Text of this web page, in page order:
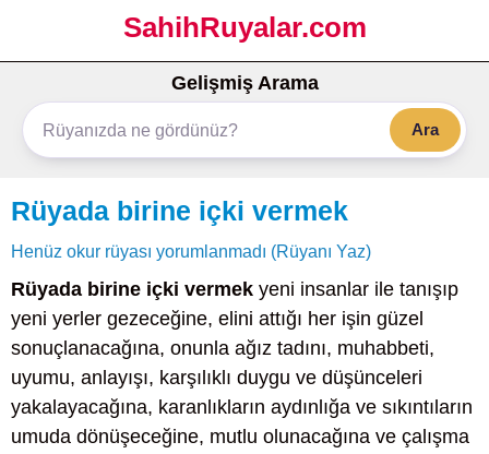
SahihRuyalar.com
Gelişmiş Arama
Ara
Rüyada birine içki vermek
Henüz okur rüyası yorumlanmadı (Rüyanı Yaz)
Rüyada birine içki vermek yeni insanlar ile tanışıp
yeni yerler gezeceğine, elini attığı her işin güzel
sonuçlanacağına, onunla ağız tadını, muhabbeti,
uyumu, anlayışı, karşılıklı duygu ve düşünceleri
yakalayacağına, karanlıkların aydınlığa ve sıkıntıların
umuda dönüşeceğine, mutlu olunacağına ve çalışma